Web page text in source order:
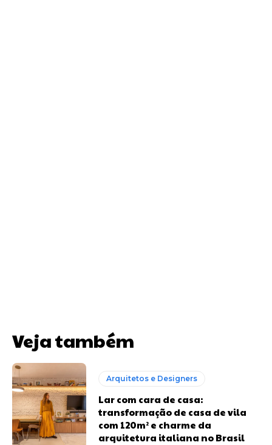
Veja também
Arquitetos e Designers
Lar com cara de casa:
transformação de casa de vila
com 120m² e charme da
arquitetura italiana no Brasil